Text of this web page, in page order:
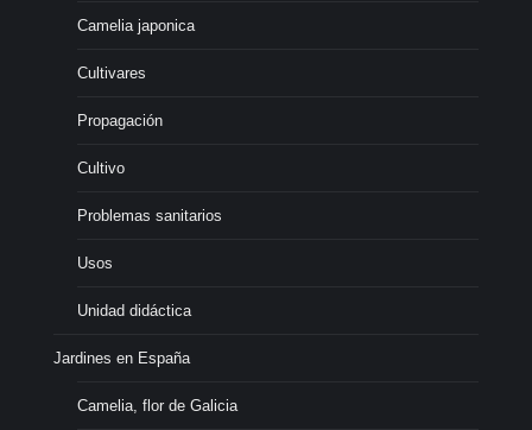
Camelia japonica
Cultivares
Propagación
Cultivo
Problemas sanitarios
Usos
Unidad didáctica
Jardines en España
Camelia, flor de Galicia